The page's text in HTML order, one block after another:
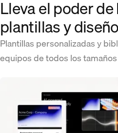
Lleva el poder de
plantillas y
Plantillas personalizadas y
equipos de todos los tamaños